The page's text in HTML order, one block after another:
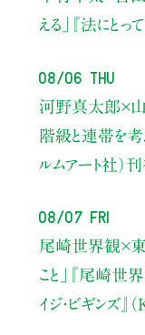
える」
『法にと
08/06 Thu
河野真太郎×山
階級と連帯を考
ルムアート社）
08/07 Fri
尾崎世界観×
こと」
『尾崎世界
イジ・ビギンズ